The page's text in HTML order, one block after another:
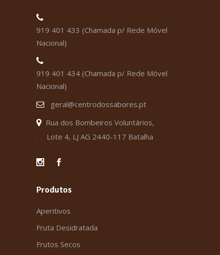
919 401 433 (Chamada p/ Rede Móvel
Nacional)
919 401 434 (Chamada p/ Rede Móvel
Nacional)
geral@centrodossabores.pt
Rua dos Bombeiros Voluntários,
Lote 4, LJ AG 2440-117 Batalha
Produtos
Aperitivos
Fruta Desidratada
Frutos Secos